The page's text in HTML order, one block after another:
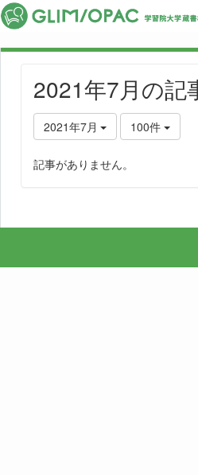
2021年7月の記
2021年7月 100件
記事がありません。